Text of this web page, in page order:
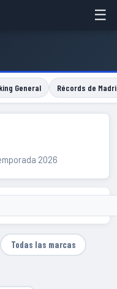
☰
General Récords de
2026
Todas las marcas